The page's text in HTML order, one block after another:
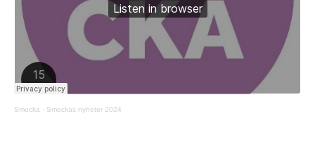
Smocka · Smockas nyheter 2024